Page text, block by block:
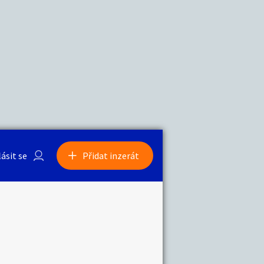
se Přidat inzerát
Sběratelství